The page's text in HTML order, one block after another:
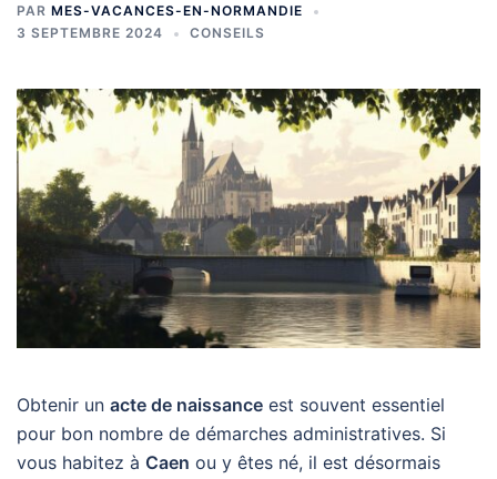
PAR MES-VACANCES-EN-NORMANDIE
3 SEPTEMBRE 2024
CONSEILS
Obtenir un acte de naissance est souvent essentiel
pour bon nombre de démarches administratives. Si
vous habitez à Caen ou y êtes né, il est désormais